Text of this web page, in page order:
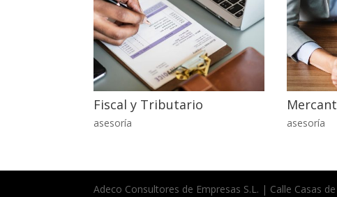
Fiscal y Tributario
asesoría asesoría
Adeco Consultores de Empresas S.L. | Calle Casas